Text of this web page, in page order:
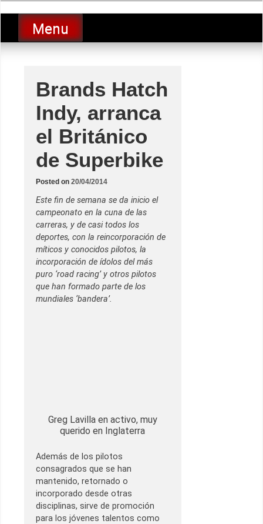
to
contentLucio Lopez GP
luciolopezgp
Menu
Brands Hatch
Indy, arranca
el Británico
de Superbike
Posted on 20/04/2014
Este fin de semana se da inicio el
campeonato en la cuna de las
carreras, y de casi todos los
deportes, con la reincorporación de
míticos y conocidos pilotos, la
incorporación de ídolos del más
puro ‘road racing’ y otros pilotos
que han formado parte de los
mundiales ‘bandera’.
Greg Lavilla en activo, muy
querido en Inglaterra
Además de los pilotos
consagrados que se han
mantenido, retornado o
incorporado desde otras
disciplinas, sirve de promoción
para los jóvenes talentos como